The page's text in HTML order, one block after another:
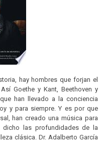
hay hombres que forjan el
Goethe y Kant, Beethoven y
han llevado a la conciencia
y para siempre. Y es por que
han creado una música para
las profundidades de la
clásica. Dr. Adalberto García